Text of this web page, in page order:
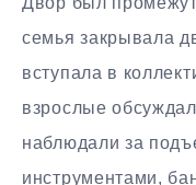
семья закрывала
вступала в
взрослые
наблюдали за
инструментами,